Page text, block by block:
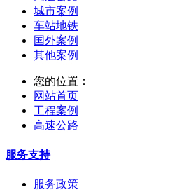
城市案例
车站地铁
国外案例
其他案例
您的位置：
网站首页
工程案例
高速公路
服务支持
服务政策